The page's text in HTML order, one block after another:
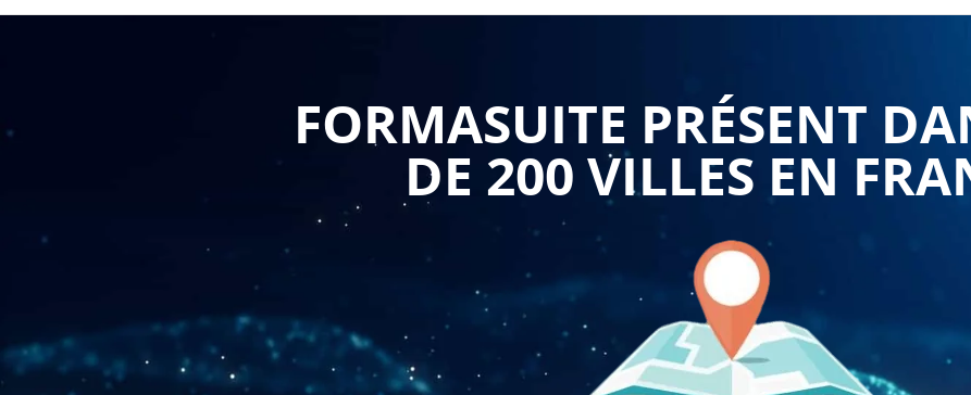
compétences organisationnelles solides. Ils apprendront à gérer les calendriers, à coordonner les réunions, à
planifier les déplacements et à gérer les tâches administratives de manière efficace. Une gestion efficace du
temps et des ressources garantit une productivité accrue et une utilisation optimale des capacités de
La formation sur l'Office Manager permettra également aux participants de développer des compétences en
communication interne. Ils apprendront à communiquer efficacement avec les membres de l'équipe, à
transmettre des informations claires et précises, et à maintenir des relations de travail harmonieuses. Une
communication fluide et transparente favorise la collaboration et la cohésion au sein de l'entreprise.
Un autre avantage de cette formation est qu'elle aborde la gestion des documents et des archives. Les
FORMASUITE PRÉSENT
DE 200 VILLES EN